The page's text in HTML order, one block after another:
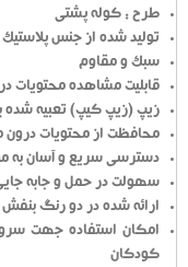
طرح : کوله پشتی
تولید شده از جنس
سبک و مقاوم
قابلیت مشاهده محتویات
زیپ (زیپ کیپ) تعبیه شده
محافظت از محتویات درون
دسترسی سریع و آسان به
سهولت در حمل و جابه
ارائه شده در دو رنگ
امکان استفاده جهت
کودکان